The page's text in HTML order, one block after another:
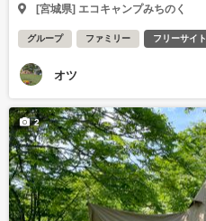
[宮城県] エコキャンプみちのく
グループ ファミリー フリーサイト
オツ
2